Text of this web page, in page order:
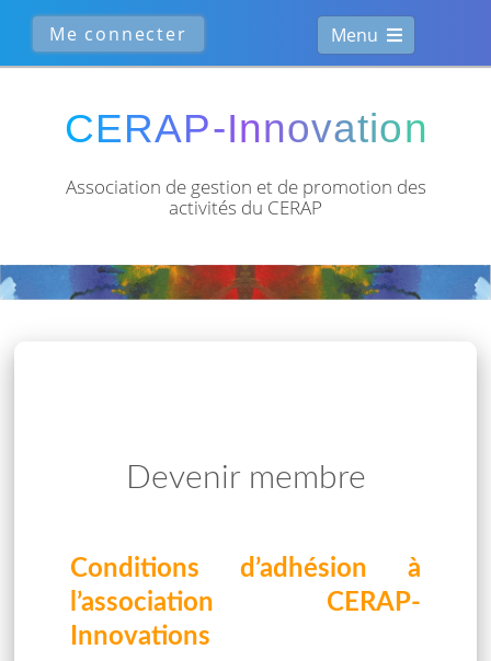
Menu
Association de gestion et de promotion des
activités du CERAP
Devenir membre
Conditions d’adhésion à
l’association CERAP-
Innovations